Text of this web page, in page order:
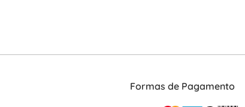
Formas de Pagamento